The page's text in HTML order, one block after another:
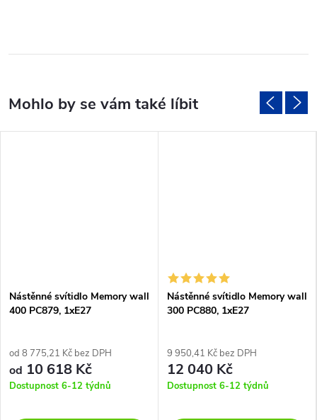
Nástěnné svítidlo Memory wall
400 PC879, 1xE27
od 8 775,21 Kč bez DPH
od 10 618 Kč
Dostupnost 6-12 týdnů
Nástěnné svítidlo Memory wall
300 PC880, 1xE27
9 950,41 Kč bez DPH
12 040 Kč
Dostupnost 6-12 týdnů